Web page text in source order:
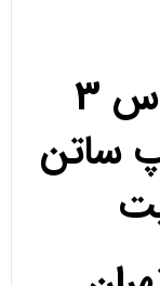
فروشی فروشگاه دوس 3
ساتن